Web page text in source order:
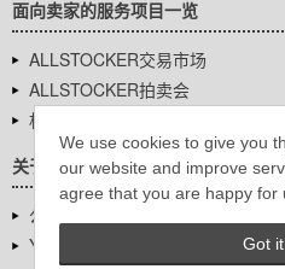
We use cookies to give you
our website and improve
agree that you are happy for
Got
面向卖家的服务项目一览
ALLSTOCKER交易市场
ALLSTOCKER拍卖会
机械查询
关于我们
公司基本信息
YUTAKA Inc.